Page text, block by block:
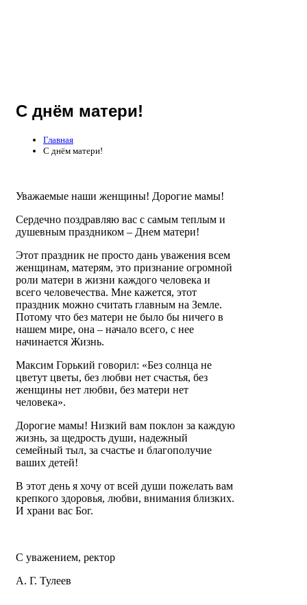
С днём матери!
Главная
С днём матери!
Уважаемые наши женщины! Дорогие мамы!
Сердечно поздравляю вас с самым теплым и
душевным праздником – Днем матери!
Этот праздник не просто дань уважения всем
женщинам, матерям, это признание огромной
роли матери в жизни каждого человека и
всего человечества. Мне кажется, этот
праздник можно считать главным на Земле.
Потому что без матери не было бы ничего в
нашем мире, она – начало всего, с нее
начинается Жизнь.
Максим Горький говорил: «Без солнца не
цветут цветы, без любви нет счастья, без
женщины нет любви, без матери нет
человека».
Дорогие мамы! Низкий вам поклон за каждую
жизнь, за щедрость души, надежный
семейный тыл, за счастье и благополучие
ваших детей!
В этот день я хочу от всей души пожелать вам
крепкого здоровья, любви, внимания близких.
И храни вас Бог.
С уважением, ректор
А. Г. Тулеев